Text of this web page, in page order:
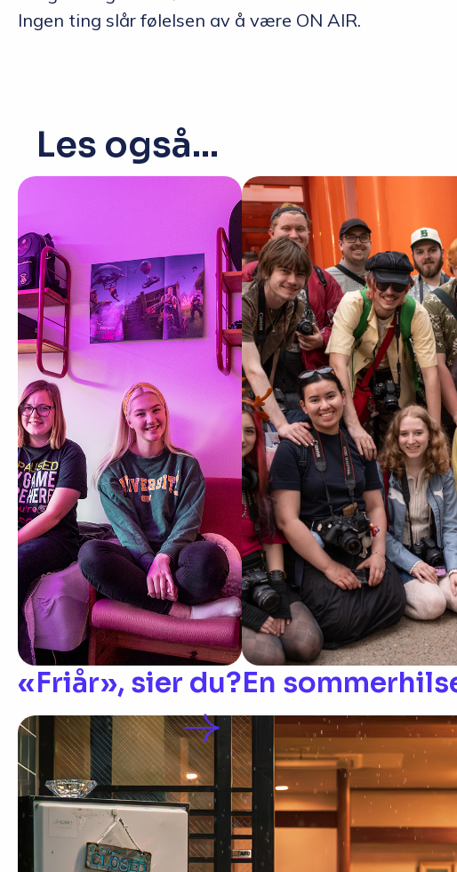
Ingen ting slår følelsen av å være ON AIR.
Les også...
«Friår», sier du?En